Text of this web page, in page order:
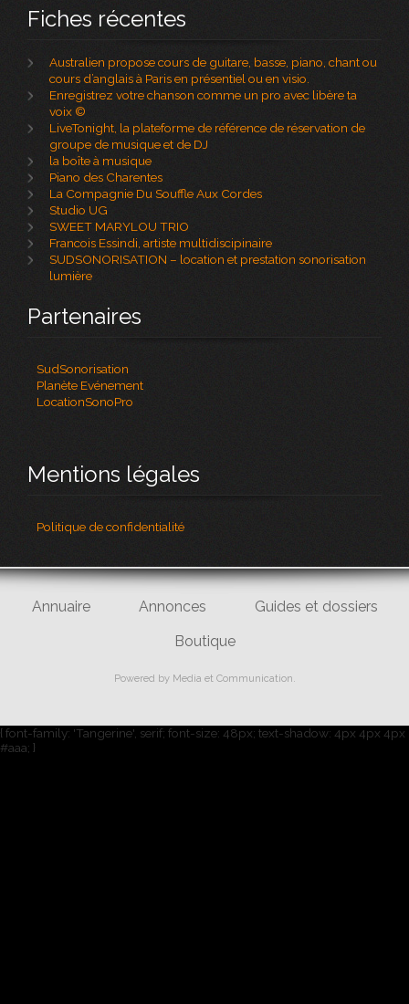
Fiches récentes
Australien propose cours de guitare, basse, piano, chant ou
cours d’anglais à Paris en présentiel ou en visio.
Enregistrez votre chanson comme un pro avec libère ta
voix ©
LiveTonight, la plateforme de référence de réservation de
groupe de musique et de DJ
la boîte à musique
Piano des Charentes
La Compagnie Du Souffle Aux Cordes
Studio UG
SWEET MARYLOU TRIO
Francois Essindi, artiste multidiscipinaire
SUDSONORISATION – location et prestation sonorisation
lumière
Partenaires
SudSonorisation
Planète Evénement
LocationSonoPro
Mentions légales
Politique de confidentialité
Annuaire Annonces
Guides et dossiers
Boutique
Powered by Media et Communication.
{ font-family: 'Tangerine', serif; font-size: 48px; text-shadow: 4px 4px 4px
#aaa; }